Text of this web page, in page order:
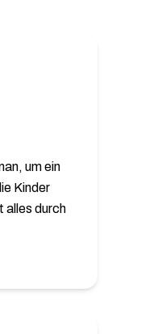
um ein
Kinder
alles durch